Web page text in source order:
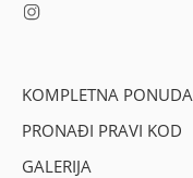
KOMPLETNA PONUDA
PRONAĐI PRAVI KOD
GALERIJA